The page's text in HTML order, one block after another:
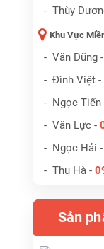
- Thùy
Khu Vực
- Văn Dũng -
- Đình Việt -
- Ngọc Tiến
- Văn Lực -
- Ngọc Hải -
- Thu Hà -
Sản